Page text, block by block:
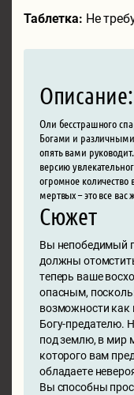
Таблетка: Не
Описание:
Оли бесстрашного
Богами и
опять вами
версию
огромное количество
мертвых – это все вас
Сюжет
Вы непобедимый
должны
теперь ваше
опасным,
возможности как
Богу-предателю.
под землю, в мир
которого вам
обладаете
Вы способны